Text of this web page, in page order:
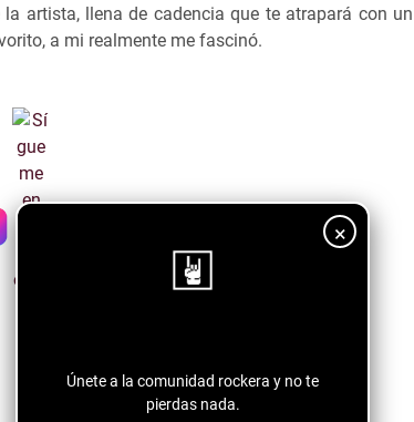
×
Únete a la comunidad rockera y no te
pierdas nada.
artista, llena de cadencia que te atrapará con un
a mi realmente me fascinó.